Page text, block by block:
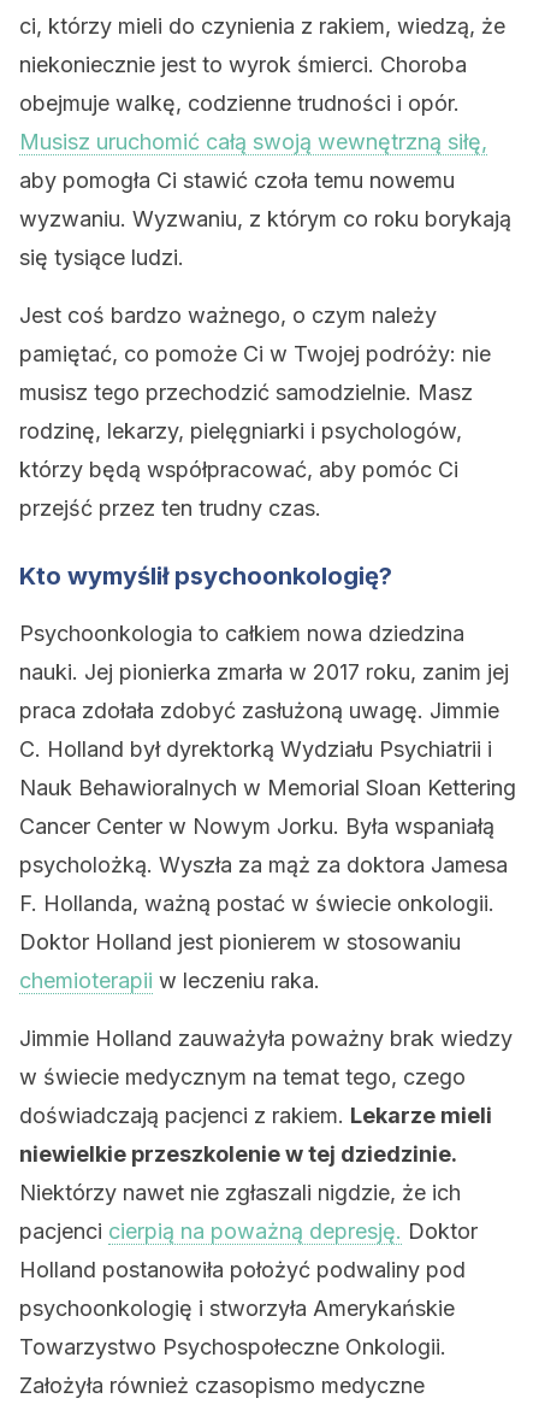
ci, którzy mieli do czynienia z rakiem, wiedzą, że
niekoniecznie jest to wyrok śmierci. Choroba
obejmuje walkę, codzienne trudności i opór.
Musisz uruchomić całą swoją wewnętrzną siłę,
aby pomogła Ci stawić czoła temu nowemu
wyzwaniu. Wyzwaniu, z którym co roku borykają
się tysiące ludzi.
Jest coś bardzo ważnego, o czym należy
pamiętać, co pomoże Ci w Twojej podróży: nie
musisz tego przechodzić samodzielnie. Masz
rodzinę, lekarzy, pielęgniarki i psychologów,
którzy będą współpracować, aby pomóc Ci
przejść przez ten trudny czas.
Kto wymyślił psychoonkologię?
Psychoonkologia to całkiem nowa dziedzina
nauki. Jej pionierka zmarła w 2017 roku, zanim jej
praca zdołała zdobyć zasłużoną uwagę. Jimmie
C. Holland był dyrektorką Wydziału Psychiatrii i
Nauk Behawioralnych w Memorial Sloan Kettering
Cancer Center w Nowym Jorku. Była wspaniałą
psycholożką. Wyszła za mąż za doktora Jamesa
F. Hollanda, ważną postać w świecie onkologii.
Doktor Holland jest pionierem w stosowaniu
chemioterapii w leczeniu raka.
Jimmie Holland zauważyła poważny brak wiedzy
w świecie medycznym na temat tego, czego
doświadczają pacjenci z rakiem. Lekarze mieli
niewielkie przeszkolenie w tej dziedzinie.
Niektórzy nawet nie zgłaszali nigdzie, że ich
pacjenci cierpią na poważną depresję. Doktor
Holland postanowiła położyć podwaliny pod
psychoonkologię i stworzyła Amerykańskie
Towarzystwo Psychospołeczne Onkologii.
Założyła również czasopismo medyczne